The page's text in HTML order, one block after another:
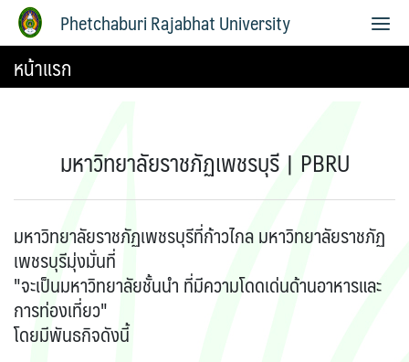
Phetchaburi Rajabhat University
หน้าแรก
มหาวิทยาลัยราชภัฏเพชรบุรี | PBRU
มหาวิทยาลัยราชภัฏเพชรบุรีที่ก้าวไกล มหาวิทยาลัยราชภัฏ
เพชรบุรีมุ่งมั่นที่
"จะเป็นมหาวิทยาลัยชั้นนำ ที่มีความโดดเด่นด้านอาหารและ
การท่องเที่ยว"
โดยมีพันธกิจดังนี้